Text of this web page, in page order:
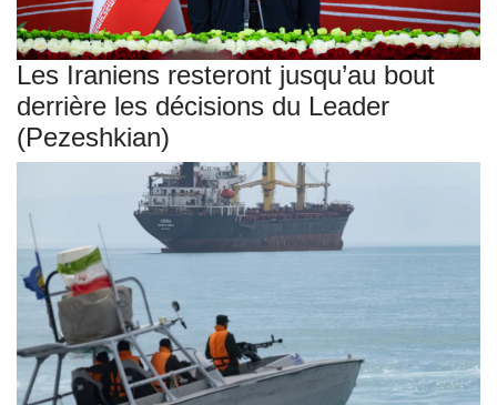
Les Iraniens resteront jusqu’au bout
derrière les décisions du Leader
(Pezeshkian)